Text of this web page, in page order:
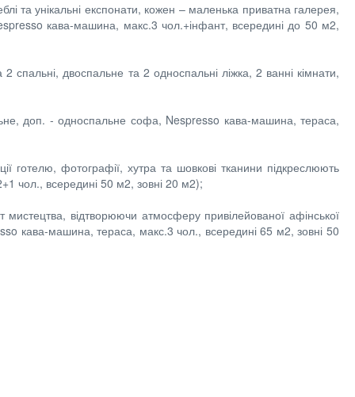
та унікальні експонати, кожен – маленька приватна галерея,
кава-машина, макс.3 чол.+інфант, всередині до 50 м2,
спальні, двоспальне та 2 односпальні ліжка, 2 ванні кімнати,
доп. - односпальне софа, Nespresso кава-машина, тераса,
готелю, фотографії, хутра та шовкові тканини підкреслюють
чол., всередині 50 м2, зовні 20 м2);
відтворюючи атмосферу привілейованої афінської
кава-машина, тераса, макс.3 чол., всередині 65 м2, зовні 50